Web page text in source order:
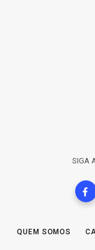
SIGA
QUEM SOMOS